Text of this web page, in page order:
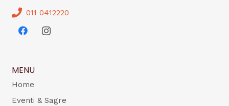
011 0412220
MENU
Home
Eventi & Sagre